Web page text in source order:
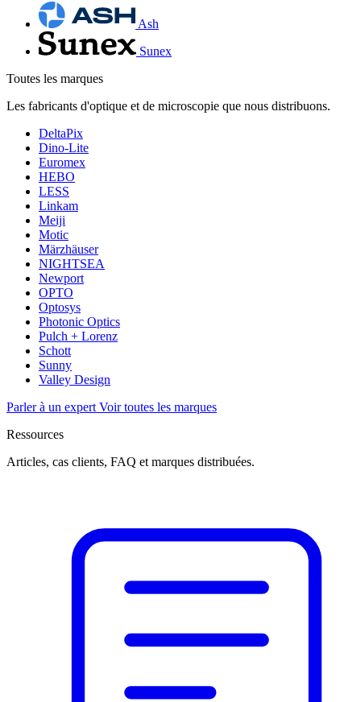
Ash
Sunex
Toutes les marques
Les fabricants d'optique et de microscopie que nous distribuons.
DeltaPix
Dino-Lite
Euromex
HEBO
LESS
Linkam
Meiji
Motic
Märzhäuser
NIGHTSEA
Newport
OPTO
Optosys
Photonic Optics
Pulch + Lorenz
Schott
Sunny
Valley Design
Parler à un expert Voir toutes les marques
Ressources
Articles, cas clients, FAQ et marques distribuées.